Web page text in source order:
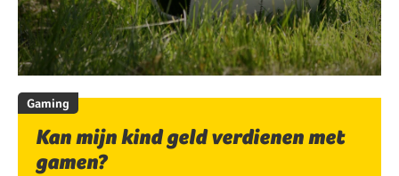
Gaming
Kan mijn kind geld verdienen met
gamen?